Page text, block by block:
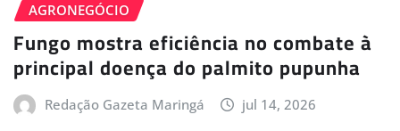
AGRONEGÓCIO
Fungo mostra eficiência no combate à
principal doença do palmito pupunha
Redação Gazeta Maringá jul 14, 2026